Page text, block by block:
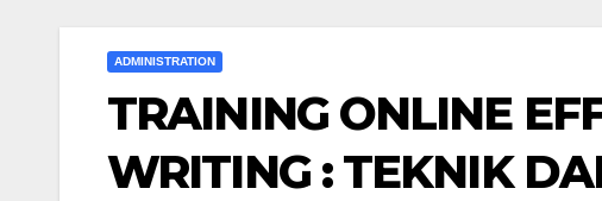
ADMINISTRATION
TRAINING ONLINE
WRITING : TEKNIK